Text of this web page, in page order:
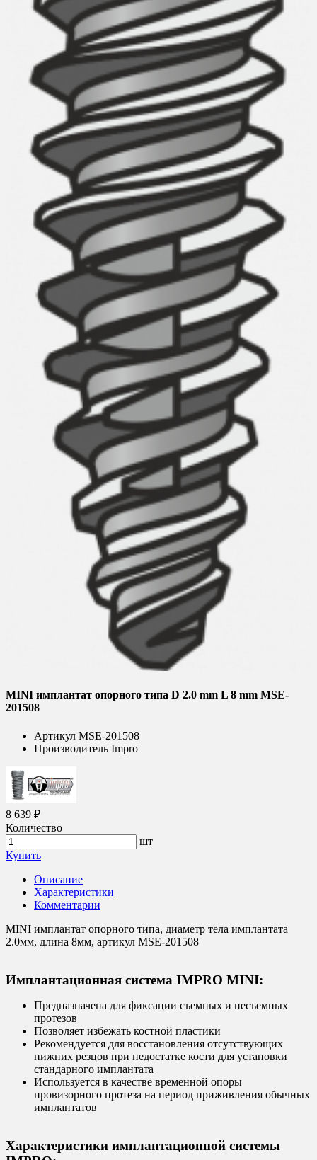
MINI имплантат опорного типа D 2.0 mm L 8 mm MSE-
201508
Артикул MSE-201508
Производитель Impro
8 639 ₽
Количество
шт
Купить
Описание
Характеристики
Комментарии
MINI имплантат опорного типа, диаметр тела имплантата
2.0мм, длина 8мм, артикул MSE-201508
Имплантационная система IMPRO MINI:
Предназначена для фиксации съемных и несъемных
протезов
Позволяет избежать костной пластики
Рекомендуется для восстановления отсутствующих
нижних резцов при недостатке кости для установки
стандарного имплантата
Используется в качестве временной опоры
провизорного протеза на период приживления обычных
имплантатов
Характеристики имплантационной системы